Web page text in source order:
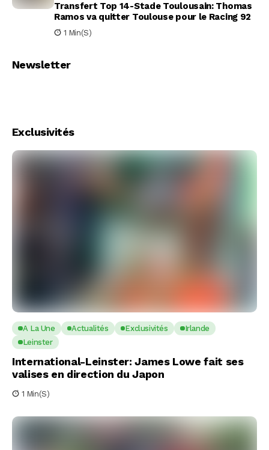
Transfert Top 14-Stade Toulousain: Thomas
Ramos va quitter Toulouse pour le Racing 92
1 Min(s)
Newsletter
Exclusivités
A La Une Actualités Exclusivités
Irlande
Leinster
International-Leinster: James Lowe fait ses
valises en direction du Japon
1 Min(s)